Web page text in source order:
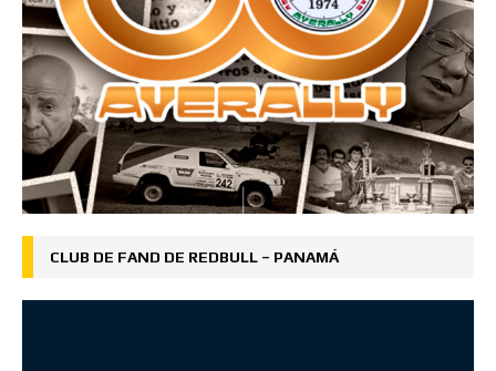
CLUB DE FAND DE REDBULL – PANAMÁ